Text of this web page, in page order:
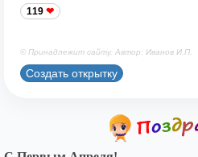
119
© Принадлежит сайту. Автор: Иванов И.П.
Создать открытку